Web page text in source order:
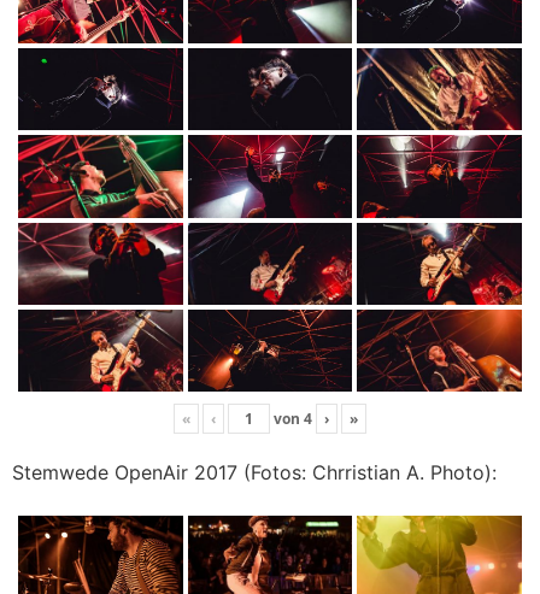
« ‹ von 4 › »
Stemwede OpenAir 2017 (Fotos: Chrristian A. Photo):